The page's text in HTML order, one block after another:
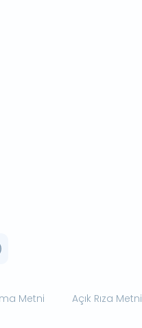
Metni Açık Rıza Metni